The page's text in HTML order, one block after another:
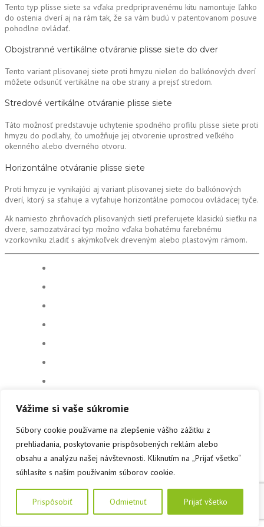
Vážime si vaše súkromie
Súbory cookie používame na zlepšenie vášho zážitku z
prehliadania, poskytovanie prispôsobených reklám alebo
obsahu a analýzu našej návštevnosti. Kliknutím na „Prijať všetko“
súhlasíte s naším používaním súborov cookie.
Prispôsobiť Odmietnuť Prijať všetko
Tento typ plisse siete sa vďaka predpripravenému kitu namontuje ľahko
do ostenia dverí aj na rám tak, že sa vám budú v patentovanom posuve
pohodlne ovládať.
Obojstranné vertikálne otváranie plisse siete do dver
Tento variant plisovanej siete proti hmyzu nielen do balkónových dverí
môžete odsunúť vertikálne na obe strany a prejsť stredom.
Stredové vertikálne otváranie plisse siete
Táto možnosť predstavuje uchytenie spodného profilu plisse siete proti
hmyzu do podlahy, čo umožňuje jej otvorenie uprostred veľkého
okenného alebo dverného otvoru.
Horizontálne otváranie plisse siete
Proti hmyzu je vynikajúci aj variant plisovanej siete do balkónových
dverí, ktorý sa sťahuje a vyťahuje horizontálne pomocou ovládacej tyče.
Ak namiesto zhrňovacích plisovaných sietí preferujete klasickú sieťku na
dvere, samozatvárací typ možno vďaka bohatému farebnému
vzorkovníku zladiť s akýmkoľvek dreveným alebo plastovým rámom.